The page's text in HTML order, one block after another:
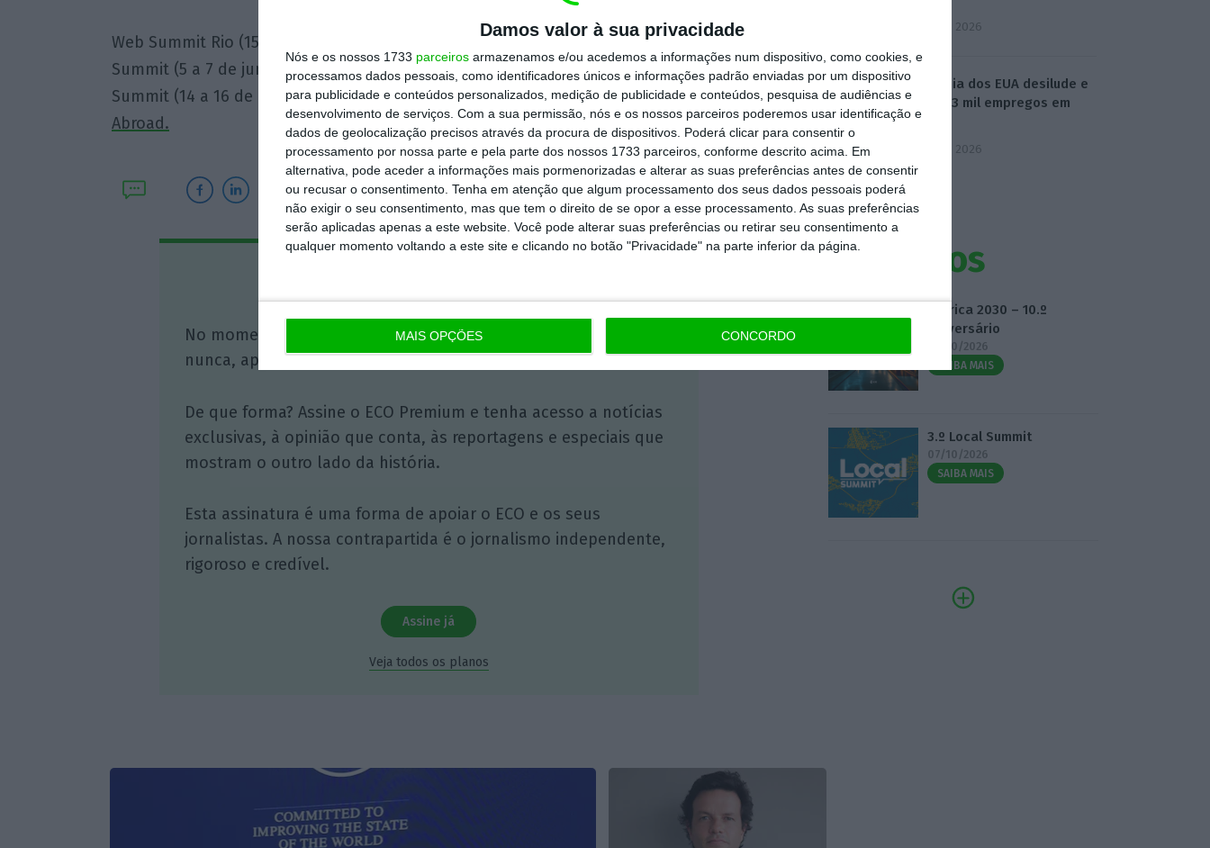
Damos valor à sua privacidade
Nós e os nossos 1733 parceiros armazenamos e/ou acedemos a informações num dispositivo, como cookies, e
processamos dados pessoais, como identificadores únicos e informações padrão enviadas por um dispositivo
para publicidade e conteúdos personalizados, medição de publicidade e conteúdos, pesquisa de audiências e
desenvolvimento de serviços. Com a sua permissão, nós e os nossos parceiros poderemos usar identificação e
dados de geolocalização precisos através da procura de dispositivos. Poderá clicar para consentir o
processamento por nossa parte e pela parte dos nossos 1733 parceiros, conforme descrito acima. Em
alternativa, pode aceder a informações mais pormenorizadas e alterar as suas preferências antes de consentir
ou recusar o consentimento. Tenha em atenção que algum processamento dos seus dados pessoais poderá
não exigir o seu consentimento, mas que tem o direito de se opor a esse processamento. As suas preferências
serão aplicadas apenas a este website. Você pode alterar suas preferências ou retirar seu consentimento a
qualquer momento voltando a este site e clicando no botão "Privacidade" na parte inferior da página.
MAIS OPÇÕES CONCORDO
Web Summit Rio (15 a 18 de abril, Brasil); VivaTech (22 a 25 de maio, França); South
Summit (5 a 7 de junho, Espanha); Collision (17 a 20 de junho, Canadá) e Startup
Summit (14 a 16 de agosto, Brasil)são outros dos eventos parte do Business
Abroad.
https://eco.sapo.pt/2024/02/15/portugal-leva-10-startups-a-4yfn-em-barcelona/ Copiar
No momento em que a informação é mais importante do que
nunca, apoie o jornalismo independente e rigoroso.
De que forma? Assine o ECO Premium e tenha acesso a notícias
exclusivas, à opinião que conta, às reportagens e especiais que
mostram o outro lado da história.
Esta assinatura é uma forma de apoiar o ECO e os seus
jornalistas. A nossa contrapartida é o jornalismo independente,
rigoroso e credível.
Assine já
Veja todos os planos
7 Agosto 2026
Economia dos EUA desilude e
perde 23 mil empregos em
julho
7 Agosto 2026
Eventos
Fábrica 2030 – 10.º
Aniversário
14/10/2026
SAIBA MAIS
3.º Local Summit
07/10/2026
SAIBA MAIS